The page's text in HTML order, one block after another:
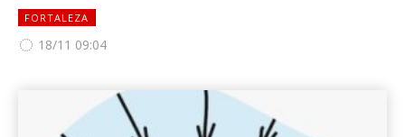
FORTALEZA
18/11 09:04